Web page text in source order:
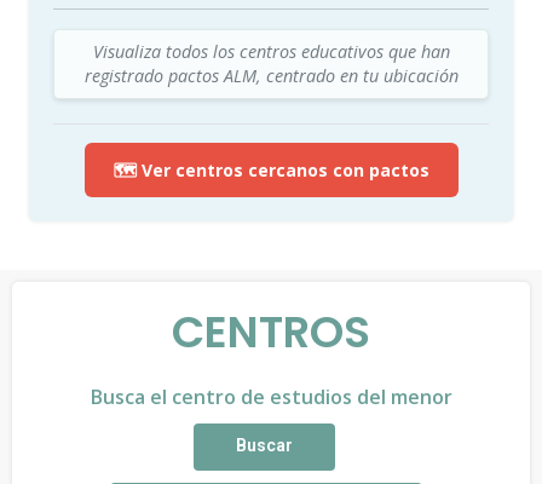
Visualiza todos los centros educativos que han
registrado pactos ALM, centrado en tu ubicación
🗺️ Ver centros cercanos con pactos
CENTROS
Busca el centro de estudios del menor
Buscar